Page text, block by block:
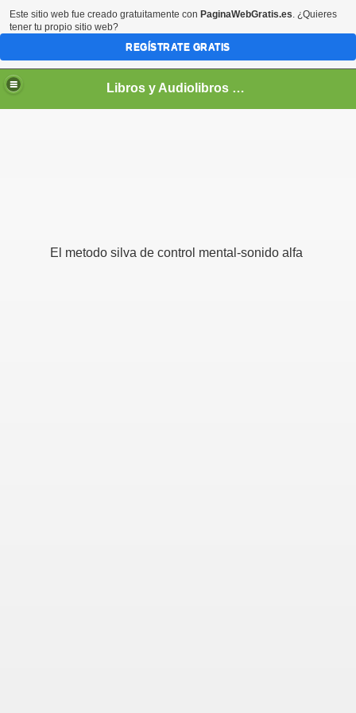
Libros y Audiolibros Para emprendedores
El metodo silva de control mental-sonido alfa
Este sitio web fue creado gratuitamente con PaginaWebGratis.es. ¿Quieres
tener tu propio sitio web?
REGÍSTRATE GRATIS